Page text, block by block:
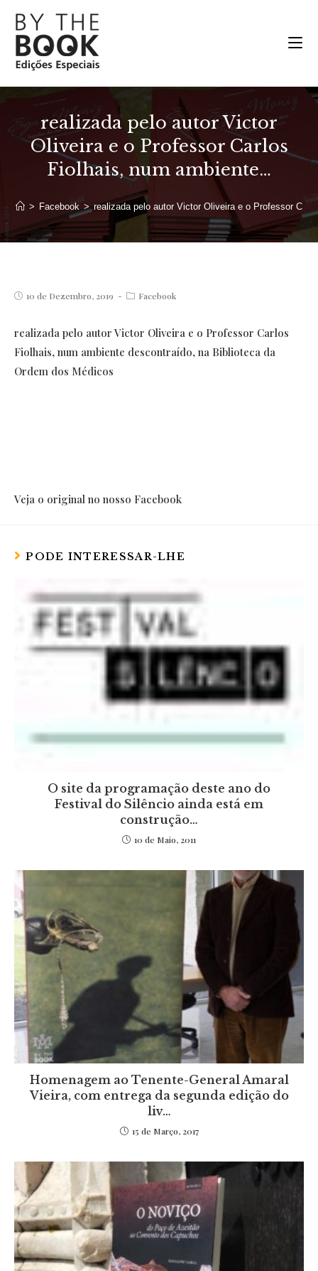
para
conteúdo
realizada pelo autor Victor
Oliveira e o Professor Carlos
Fiolhais, num ambiente…
> Facebook > realizada pelo autor Victor Oliveira e o Professor
Post10 de Dezembro, 2019
PostFacebook
realizada pelo autor Victor Oliveira e o Professor Carlos
Fiolhais, num ambiente descontraído, na Biblioteca da
Ordem dos Médicos
Veja o original no nosso Facebook
PODE INTERESSAR-LHE
O site da programação deste ano do
Festival do Silêncio ainda está em
construção…
10 de Maio, 2011
Homenagem ao Tenente-General Amaral
Vieira, com entrega da segunda edição do
liv…
15 de Março, 2017